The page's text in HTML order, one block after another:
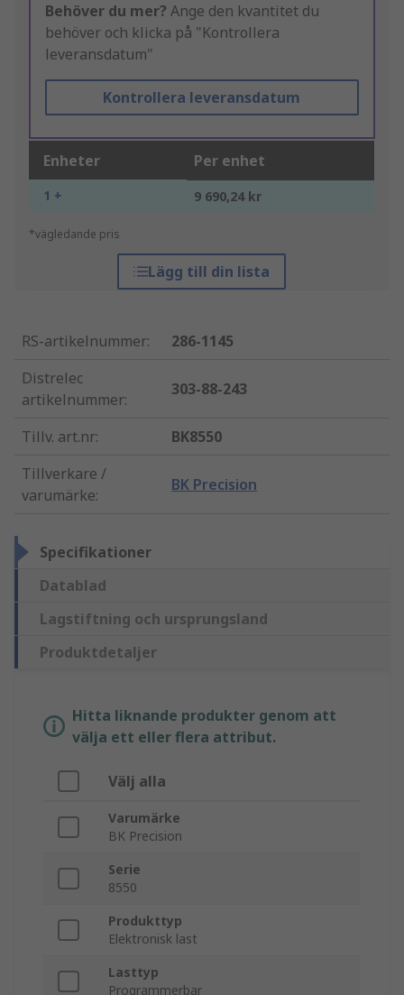
Behöver du mer? Ange den kvantitet du
behöver och klicka på "Kontrollera
leveransdatum"
Kontrollera leveransdatum
Enheter Per enhet
1 + 9 690,24 kr
*vägledande pris
Lägg till din lista
RS-artikelnummer:
286-1145
Distrelec
artikelnummer:
303-88-243
Tillv. art.nr:
BK8550
Tillverkare /
varumärke:
BK Precision
Specifikationer
Datablad
Lagstiftning och ursprungsland
Produktdetaljer
Hitta liknande produkter genom att
välja ett eller flera attribut.
Välj alla
Varumärke
BK Precision
Serie
8550
Produkttyp
Elektronisk last
Lasttyp
Programmerbar